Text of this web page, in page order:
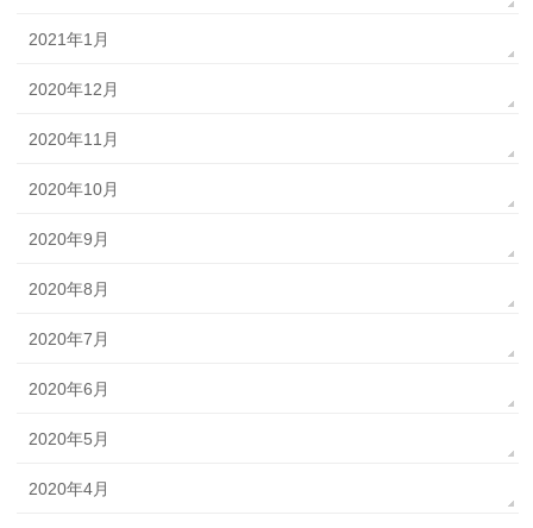
2021年1月
2020年12月
2020年11月
2020年10月
2020年9月
2020年8月
2020年7月
2020年6月
2020年5月
2020年4月